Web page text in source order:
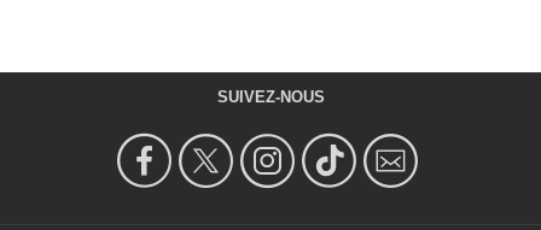
SUIVEZ-NOUS